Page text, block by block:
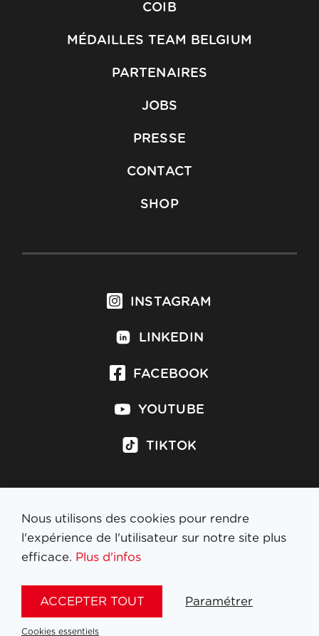
COIB
MÉDAILLES TEAM BELGIUM
PARTENAIRES
JOBS
PRESSE
CONTACT
SHOP
INSTAGRAM
LINKEDIN
FACEBOOK
YOUTUBE
TIKTOK
S'inscrire à la newsletter
Nous utilisons des cookies pour rendre
l'expérience de l'utilisateur sur notre site plus
efficace. Plus d'infos
ACCEPTER TOUT Paramétrer
Cookies essentiels